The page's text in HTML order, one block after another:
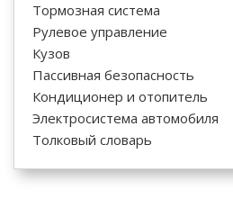
Тормозная система
Рулевое управление
Кузов
Пассивная безопасность
Кондиционер и отопитель
Электросистема автомобиля
Толковый словарь